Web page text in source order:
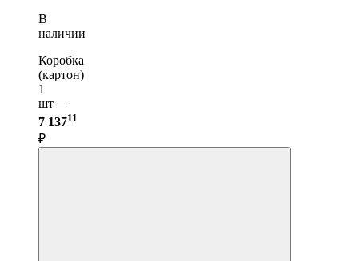
В
наличии
Коробка
(картон)
1
шт —
7 13711
₽